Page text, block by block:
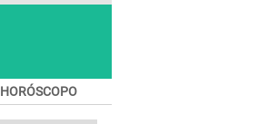
HORÓSCOPO